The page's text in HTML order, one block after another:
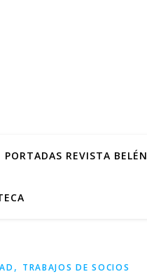
PORTADAS REVISTA BELÉN
, TRABAJOS DE SOCIOS